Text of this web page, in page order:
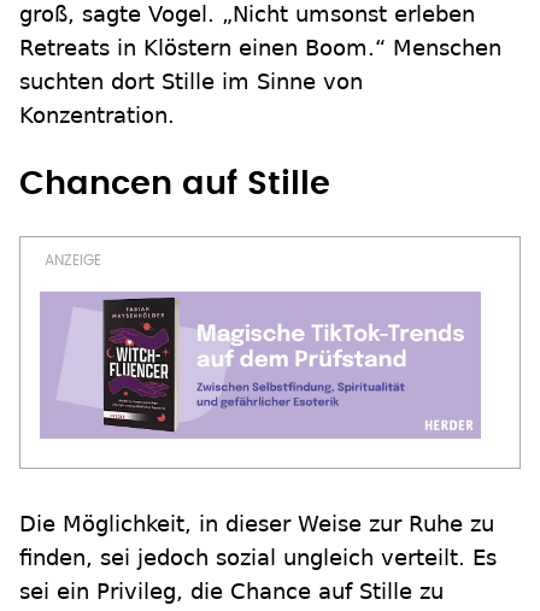
groß, sagte Vogel. „Nicht umsonst erleben
Retreats in Klöstern einen Boom.“ Menschen
suchten dort Stille im Sinne von
Konzentration.
Chancen auf Stille
Die Möglichkeit, in dieser Weise zur Ruhe zu
finden, sei jedoch sozial ungleich verteilt. Es
sei ein Privileg, die Chance auf Stille zu